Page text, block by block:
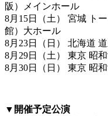
阪）メインホール
8月15日（土） 宮城 ト
館）大ホール
8月23日（日） 北海道
8月29日（土） 東京 昭
8月30日（日） 東京 昭
▼開催予定公演